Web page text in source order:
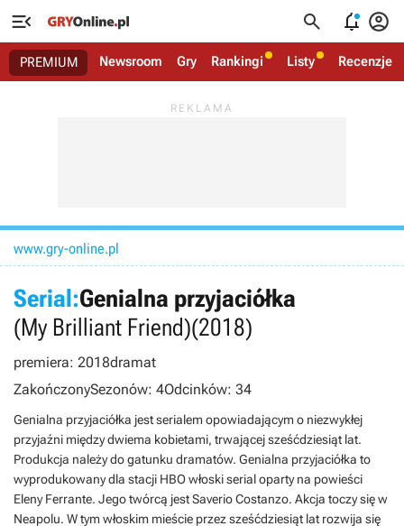
   
PREMIUM Newsroom Gry Rankingi Listy Recenzje
www.gry-online.pl
Serial:Genialna przyjaciółka
(My Brilliant Friend)(2018)
premiera: 2018dramat
ZakończonySezonów: 4Odcinków: 34
Genialna przyjaciółka jest serialem opowiadającym o niezwykłej
przyjaźni między dwiema kobietami, trwającej sześćdziesiąt lat.
Produkcja należy do gatunku dramatów. Genialna przyjaciółka to
wyprodukowany dla stacji HBO włoski serial oparty na powieści
Eleny Ferrante. Jego twórcą jest Saverio Costanzo. Akcja toczy się w
Neapolu. W tym włoskim mieście przez sześćdziesiąt lat rozwija się